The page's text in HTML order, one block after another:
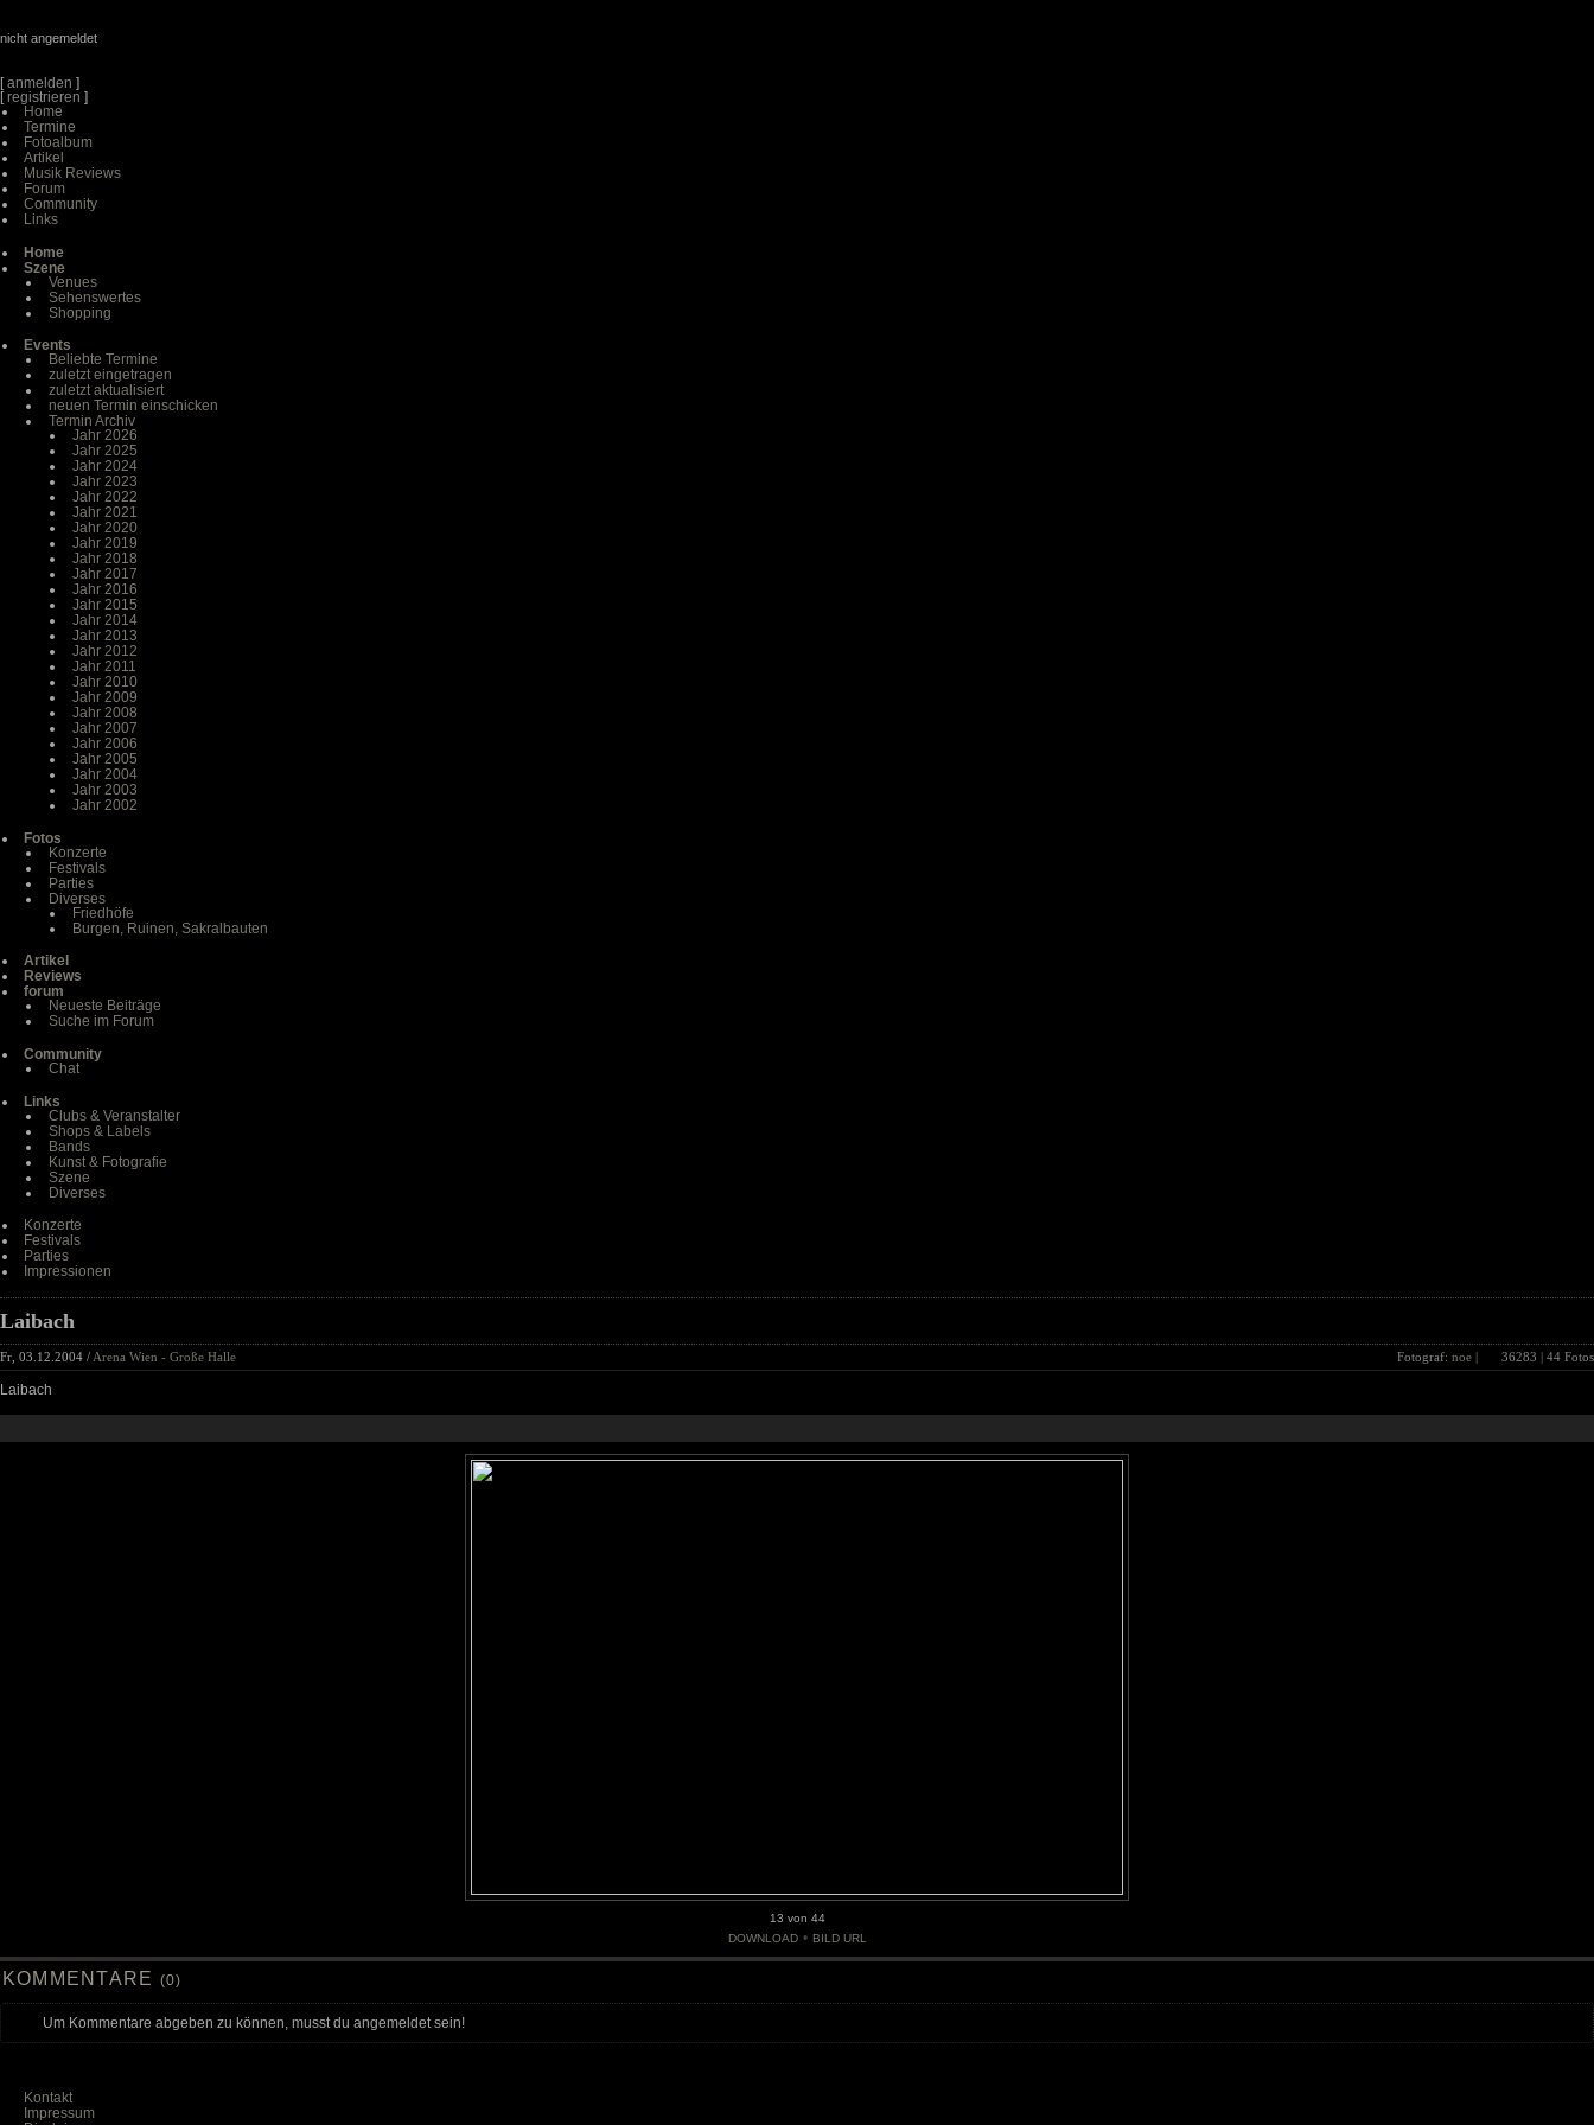
nicht angemeldet
[anmelden ]
[registrieren ]
Home
Termine
Fotoalbum
Artikel
Musik Reviews
Forum
Community
Links
Home
Szene
Venues
Sehenswertes
Shopping
Events
Beliebte Termine
zuletzt eingetragen
zuletzt aktualisiert
neuen Termin einschicken
Termin Archiv
Jahr 2026
Jahr 2025
Jahr 2024
Jahr 2023
Jahr 2022
Jahr 2021
Jahr 2020
Jahr 2019
Jahr 2018
Jahr 2017
Jahr 2016
Jahr 2015
Jahr 2014
Jahr 2013
Jahr 2012
Jahr 2011
Jahr 2010
Jahr 2009
Jahr 2008
Jahr 2007
Jahr 2006
Jahr 2005
Jahr 2004
Jahr 2003
Jahr 2002
Fotos
Konzerte
Festivals
Parties
Diverses
Friedhöfe
Burgen, Ruinen, Sakralbauten
Artikel
Reviews
forum
Neueste Beiträge
Suche im Forum
Community
Chat
Links
Clubs & Veranstalter
Shops & Labels
Bands
Kunst & Fotografie
Szene
Diverses
Konzerte
Festivals
Parties
Impressionen
Laibach
Fr, 03.12.2004 / Arena Wien - Große Halle Fotograf: noe | 36283 | 44 Fotos
Laibach
13 von 44
DOWNLOAD • BILD URL
KOMMENTARE (0)
Um Kommentare abgeben zu können, musst du angemeldet sein!
Kontakt
Impressum